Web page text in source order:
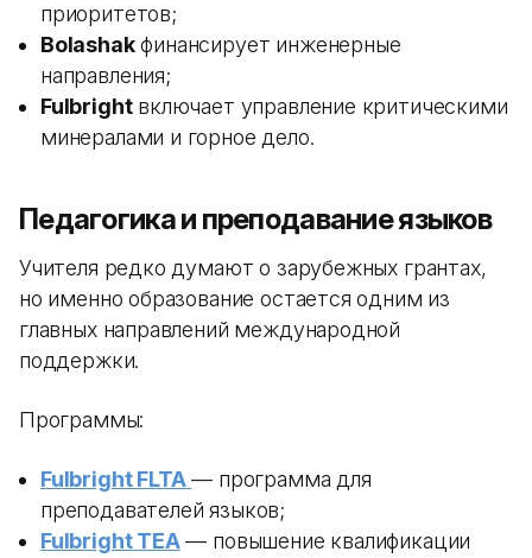
приоритетов;
Bolashakфинансирует инженерные
направления;
Fulbrightвключает управление критическими
минералами и горное дело.
Педагогика и преподавание языков
Учителя редко думают о зарубежных грантах,
но именно образование остается одним из
главных направлений международной
поддержки.
Программы:
Fulbright FLTA — программа для
преподавателей языков;
Fulbright TEA— повышение квалификации